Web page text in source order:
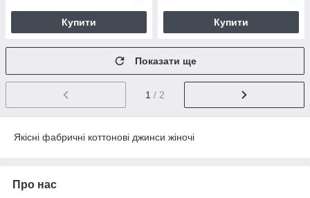
Купити Купити
Показати ще
1 / 2
Якісні фабричні коттонові джинси жіночі
Про нас